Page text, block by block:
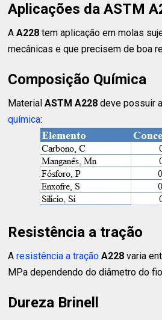
Aplicações da ASTM
AA228 tem aplicação em molas
mecânicas e que precisem de boa
Composição Química
MaterialASTM A228 deve possuir
química:
Resistência a tração
Aresistência a tração A228 varia
MPa dependendo do diâmetro do
Dureza Brinell